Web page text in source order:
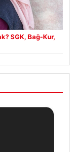
SGK, Bağ-Kur,